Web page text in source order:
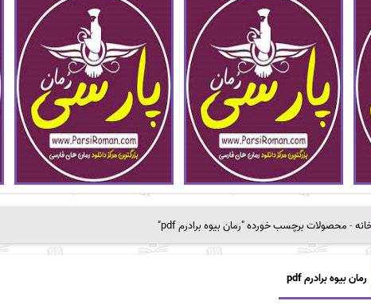
-محصولات برچسب خورده "رمان بیوه برادرم pdf"
رمان بیوه برادرم pdf